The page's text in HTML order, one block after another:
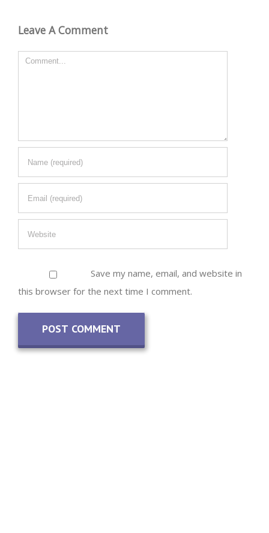
Leave A Comment
Comment
Save my name, email, and website in
this browser for the next time I comment.